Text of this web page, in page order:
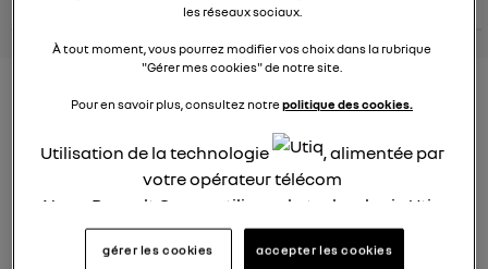
similaires
Consommation carburant
26 janvier 2022 à 12:50
Bonjour
les réseaux sociaux.
À tout moment, vous pourrez modifier vos choix dans la rubrique
"Gérer mes cookies" de notre site.
Pour en savoir plus, consultez notrepolitique des cookies.
Utilisation de la technologie
, alimentée par
votre opérateur télécom
Nous, Renault Group, utilisons la technologie Utiq
pour nos activités digitales (telles que décrites
dans cette notice de consentement) et liées à
gérer les cookies accepter les cookies